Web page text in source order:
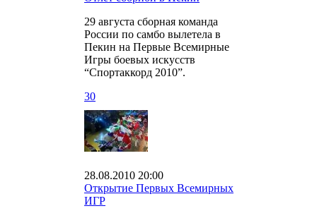
29 августа сборная команда
России по самбо вылетела в
Пекин на Первые Всемирные
Игры боевых искусств
“Спортаккорд 2010”.
30
28.08.2010 20:00
Открытие Первых Всемирных
ИГР